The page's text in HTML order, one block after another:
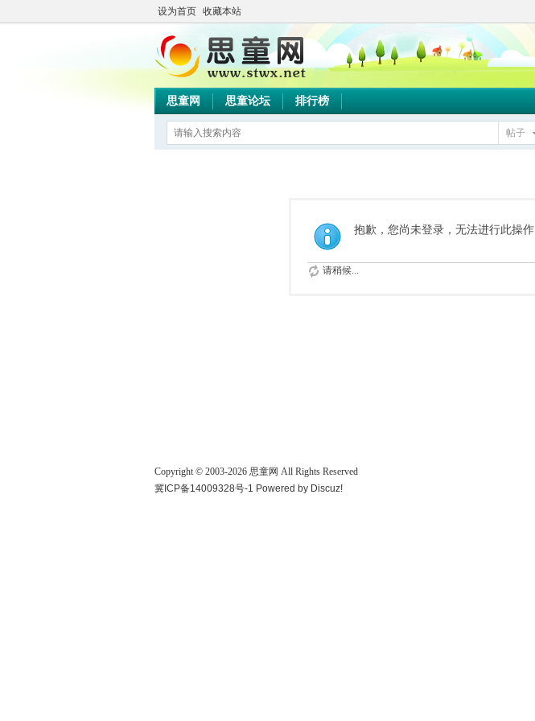
设为首页 收藏本站
思童网 思童论坛 排行榜
帖子
抱歉，您尚未登录，无法进行此操作
请稍候...
Copyright © 2003-2026 思童网 All Rights Reserved
冀ICP备14009328号-1 Powered by Discuz!